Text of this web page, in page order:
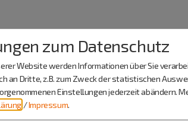
SRK Pollanten
Herr Reinhold
Pollanten
zum Datenschutz
Website werden Informationen über Sie
an Dritte, z.B. zum Zweck der statistischen
Einstellungen jederzeit abändern.
/Impressum.